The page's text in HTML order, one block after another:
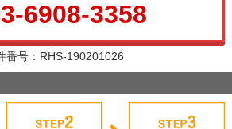
6908-3358
番号：RHS-190201026